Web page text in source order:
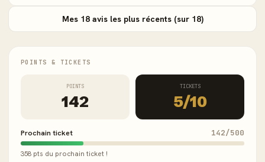
Mes 18 avis les plus récents (sur 18)
POINTS & TICKETS
POINTS
142
TICKETS
5/10
Prochain ticket 142/500
358 pts du prochain ticket !